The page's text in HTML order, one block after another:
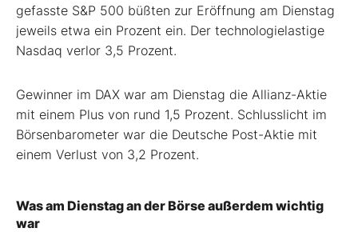
gefasste S&P 500 büßten zur Eröffnung am Dienstag
jeweils etwa ein Prozent ein. Der technologielastige
Nasdaq verlor 3,5 Prozent.
Gewinner im DAX war am Dienstag die Allianz-Aktie
mit einem Plus von rund 1,5 Prozent. Schlusslicht im
Börsenbarometer war die Deutsche Post-Aktie mit
einem Verlust von 3,2 Prozent.
Was am Dienstag an der Börse außerdem wichtig
war